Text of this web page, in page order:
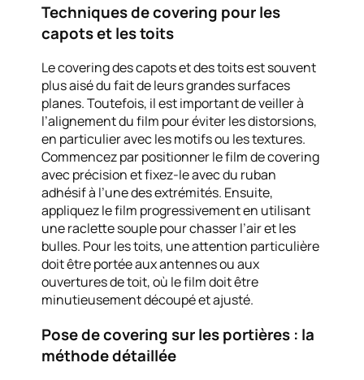
Techniques de covering pour les
capots et les toits
Le covering des capots et des toits est souvent
plus aisé du fait de leurs grandes surfaces
planes. Toutefois, il est important de veiller à
l’alignement du film pour éviter les distorsions,
en particulier avec les motifs ou les textures.
Commencez par positionner le film de covering
avec précision et fixez-le avec du ruban
adhésif à l’une des extrémités. Ensuite,
appliquez le film progressivement en utilisant
une raclette souple pour chasser l’air et les
bulles. Pour les toits, une attention particulière
doit être portée aux antennes ou aux
ouvertures de toit, où le film doit être
minutieusement découpé et ajusté.
Pose de covering sur les portières : la
méthode détaillée